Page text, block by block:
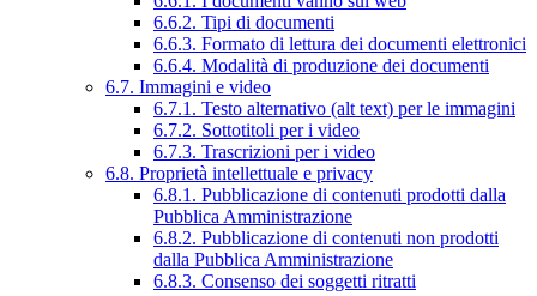
6.6.2. Tipi di documenti
6.6.3. Formato di lettura dei documenti elettronici
6.6.4. Modalità di produzione dei documenti
6.7. Immagini e video
6.7.1. Testo alternativo (alt text) per le immagini
6.7.2. Sottotitoli per i video
6.7.3. Trascrizioni per i video
6.8. Proprietà intellettuale e privacy
6.8.1. Pubblicazione di contenuti prodotti dalla
Pubblica Amministrazione
6.8.2. Pubblicazione di contenuti non prodotti
dalla Pubblica Amministrazione
6.8.3. Consenso dei soggetti ritratti